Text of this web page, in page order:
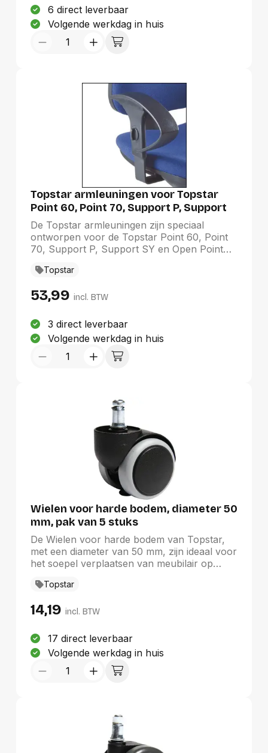
wordt. Met hun stijlvolle ontwerp passen ze
perfect in elke werkomgeving, van modern
tot klassiek.
6 direct leverbaar
Volgende werkdag in huis
Topstar armleuningen voor Topstar
Point 60, Point 70, Support P, Support
SY en Open Point SY
De Topstar armleuningen zijn speciaal
ontworpen voor de Topstar Point 60, Point
70, Support P, Support SY en Open Point
armleuningen bieden optimale ondersteuning
aanvulling zijn op uw stoel. Gemaakt van
en passen perfect in elke kantooromgeving.
Verhoog uw zitervaring met deze functionele
en esthetische armleuningen van Topstar.
Topstar
53,99 incl. BTW
3 direct leverbaar
Volgende werkdag in huis
Wielen voor harde bodem, diameter 50
mm, pak van 5 stuks
De Wielen voor harde bodem van Topstar,
met een diameter van 50 mm, zijn ideaal voor
het soepel verplaatsen van meubilair op
zwarte wielen, ontworpen voor
10 mm zijn ze compatibel met de meeste
functionaliteit en esthetiek, waardoor ze een
waardevolle aanvulling zijn voor de meubel-
en onthaalbranche en elk interieur.
Topstar
14,19 incl. BTW
17 direct leverbaar
Volgende werkdag in huis